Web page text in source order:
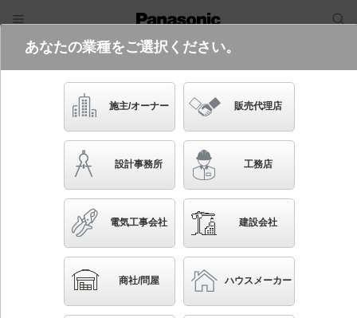
電気・建築設備（ビジネス）
フリーワード
品番・キーワード
かんたん照度計算
NCN29300W LE1
配線ダクト取付型 LED（昼白色） 小型シーリングラ
あなたの業種をご選択ください。
施主/オーナー 販売代理店
設計事務所 工務店
電気工事会社 建設会社
商社/問屋 ハウスメーカー